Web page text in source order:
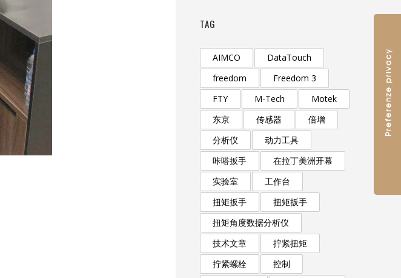
TAG
AIMCO
DataTouch
freedom
Freedom 3
FTY
M-Tech
Motek
东京
传感器
倍增
分析仪
动力工具
咔嗒扳手
在拉丁美洲开幕
实验室
工作台
扭矩扳手
扭矩扳手
扭矩角度数据分析仪
技术文章
拧紧扭矩
拧紧螺栓
控制